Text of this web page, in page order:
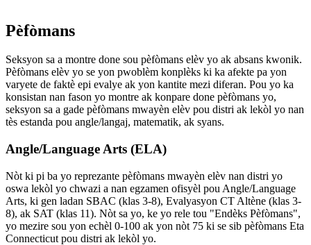
Pèfòmans
Seksyon sa a montre done sou pèfòmans elèv yo ak absans kwonik.
Pèfòmans elèv yo se yon pwoblèm konplèks ki ka afekte pa yon
varyete de faktè epi evalye ak yon kantite mezi diferan. Pou yo ka
konsistan nan fason yo montre ak konpare done pèfòmans yo,
seksyon sa a gade pèfòmans mwayèn elèv pou distri ak lekòl yo nan
tès estanda pou angle/langaj, matematik, ak syans.
Angle/Language Arts (ELA)
Nòt ki pi ba yo reprezante pèfòmans mwayèn elèv nan distri yo
oswa lekòl yo chwazi a nan egzamen ofisyèl pou Angle/Language
Arts, ki gen ladan SBAC (klas 3-8), Evalyasyon CT Altène (klas 3-
8), ak SAT (klas 11). Nòt sa yo, ke yo rele tou "Endèks Pèfòmans",
yo mezire sou yon echèl 0-100 ak yon nòt 75 ki se sib pèfòmans Eta
Connecticut pou distri ak lekòl yo.